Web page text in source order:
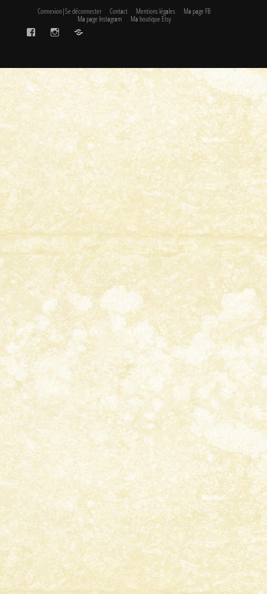
Connexion|Se déconnecter Contact Mentions légales Ma page FB
Ma page Instagram Ma boutique Etsy
FaceBook Instagram Etsy